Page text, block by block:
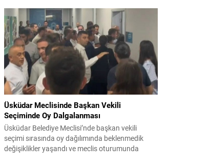
gereken süreç yoğun tartışmalar ve itirazlarla
ilerledi. CHP, Sibel Tan Çetinkaya’yı; Cumhur
İttifakı ise Dündar Ziya Gültekin’i aday gösterdi.
Seçimin ilk iki turunda sonuçlar değişmeyince
üçüncü tura ve ardından salt çoğunluk...
Üsküdar Meclisinde Başkan Vekili
Seçiminde Oy Dalgalanması
Üsküdar Belediye Meclisi’nde başkan vekili
seçimi sırasında oy dağılımında beklenmedik
değişiklikler yaşandı ve meclis oturumunda